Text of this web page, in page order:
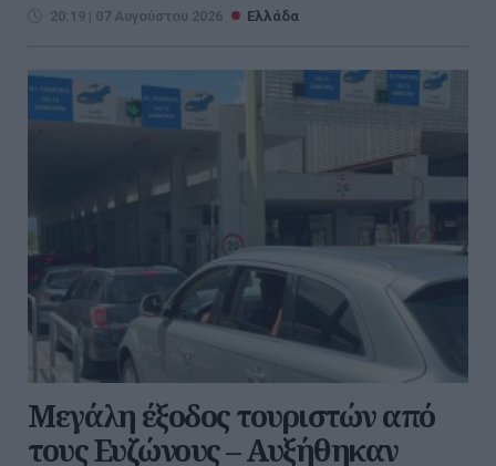
20:19 | 07 Αυγούστου 2026 Ελλάδα
Μεγάλη έξοδος τουριστών από
τους Ευζώνους – Αυξήθηκαν